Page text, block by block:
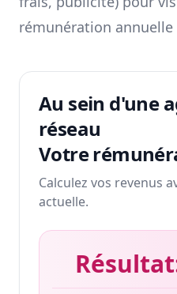
rémunération annuelle
Au sein d'une
réseau
Votre
Calculez vos revenus
actuelle.